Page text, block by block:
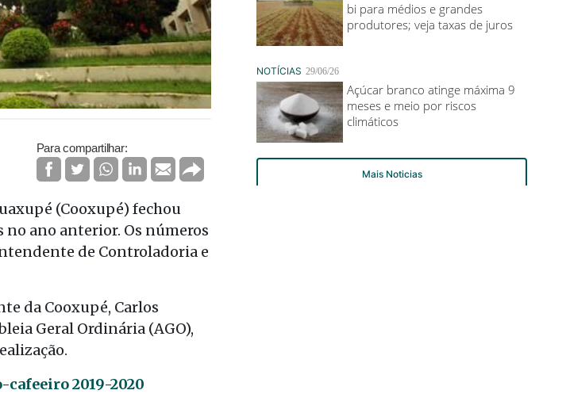
Para compartilhar:
(Cooxupé) fechou
no ano anterior. Os números
de Controladoria e
da Cooxupé, Carlos
Geral Ordinária (AGO),
cafeeiro 2019-2020